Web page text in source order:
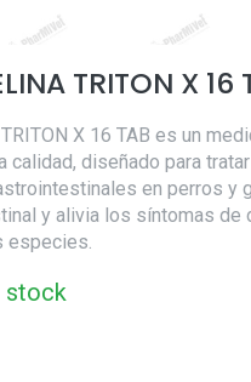
TRITON X 16
X 16 TAB es un
calidad, diseñado para
en perros y
y alivia los síntomas de
especies.
stock